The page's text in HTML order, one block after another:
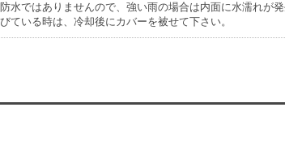
水ではありませんので、強い雨の場合は内面に水濡れが発
ている時は、冷却後にカバーを被せて下さい。